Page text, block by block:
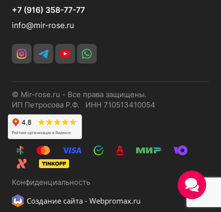
+7 (916) 358-77-77
info@mir-rose.ru
© Mir-rose.ru - Все права защищены.
ИП Петросова Р.Ф. ИНН 710513410054
Конфиденциальность
Создание сайта - Webpromax.ru